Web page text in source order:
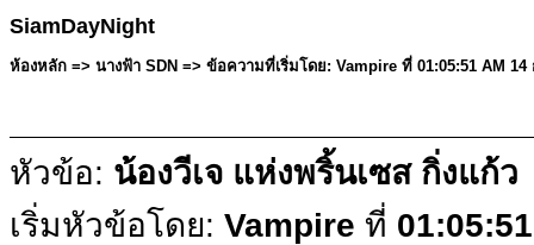
SiamDayNight
ห้องหลัก => นางฟ้า SDN => ข้อความที่เริ่มโดย: Vampire ที่ 01:05:51 AM 14
หัวข้อ: น้องวีเจ แห่งพริ้นเซส กิ่งแก้ว
เริ่มหัวข้อโดย: Vampire ที่